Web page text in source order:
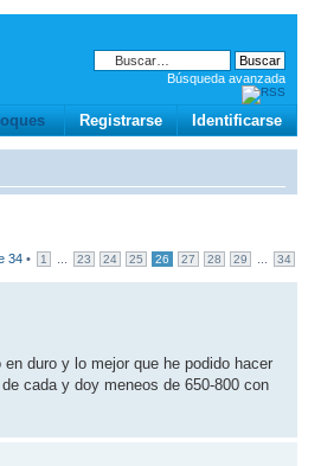
Búsqueda avanzada
Identificarse
Registrarse
34 • 1 23 24 25 26 27 28 29 34
duro y lo mejor que he podido hacer
cada y doy meneos de 650-800 con